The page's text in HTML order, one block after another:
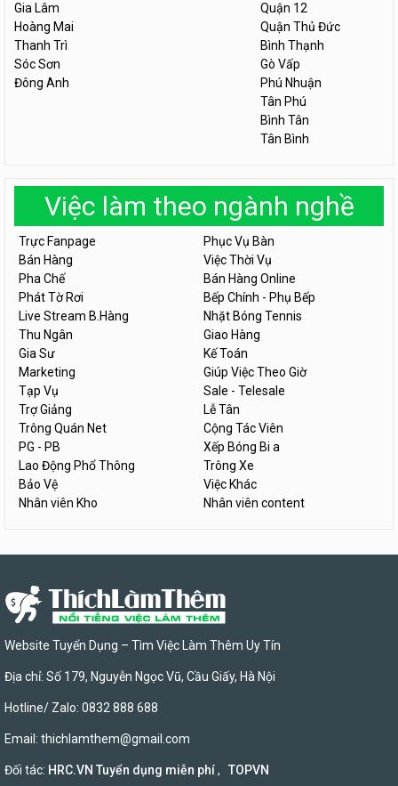
Gia Lâm
Hoàng Mai
Thanh Trì
Sóc Sơn
Đông Anh
Quận 12
Quận Thủ Đức
Bình Thạnh
Gò Vấp
Phú Nhuận
Tân Phú
Bình Tân
Tân Bình
Việc làm theo ngành nghề
Trực Fanpage
Phục Vụ Bàn
Bán Hàng
Việc Thời Vụ
Pha Chế
Bán Hàng Online
Phát Tờ Rơi
Bếp Chính - Phụ Bếp
Live Stream B.Hàng
Nhặt Bóng Tennis
Thu Ngân
Giao Hàng
Gia Sư
Kế Toán
Marketing
Giúp Việc Theo Giờ
Tạp Vụ
Sale - Telesale
Trợ Giảng
Lễ Tân
Trông Quán Net
Cộng Tác Viên
PG - PB
Xếp Bóng Bi a
Lao Động Phổ Thông
Trông Xe
Bảo Vệ
Việc Khác
Nhân viên Kho
Nhân viên content
Website Tuyển Dụng – Tìm Việc Làm Thêm Uy Tín
Địa chỉ: Số 179, Nguyễn Ngọc Vũ, Cầu Giấy, Hà Nội
Hotline/ Zalo: 0832 888 688
Email: thichlamthem@gmail.com
Đối tác: HRC.VN Tuyển dụng miễn phí, TOPVN